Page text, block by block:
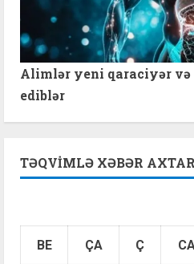
Alimlər yeni qaraciyər
ediblər
TƏQVIMLƏ XƏBƏR AXTAR
BE ÇA Ç